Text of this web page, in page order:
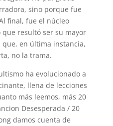
sino porque fue
final, fue el núcleo
resultó ser su mayor
en última instancia,
no la trama.
ha evolucionado a
llena de lecciones
más leemos, más 20
Desesperada / 20
damos cuenta de